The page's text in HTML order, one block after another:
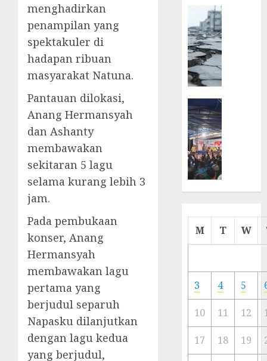
menghadirkan
penampilan yang
spektakuler di
hadapan ribuan
masyarakat Natuna.
Pantauan dilokasi,
Anang Hermansyah
dan Ashanty
membawakan
sekitaran 5 lagu
selama kurang lebih 3
jam.
Pada pembukaan
konser, Anang
Hermansyah
membawakan lagu
pertama yang
berjudul separuh
Napasku dilanjutkan
dengan lagu kedua
yang berjudul,
Cermin
Ibu
Kota
23/11/
M T W
3 4 5
10 11 12
17 18 19